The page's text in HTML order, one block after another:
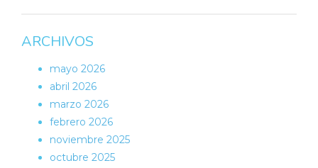
ARCHIVOS
mayo 2026
abril 2026
marzo 2026
febrero 2026
noviembre 2025
octubre 2025